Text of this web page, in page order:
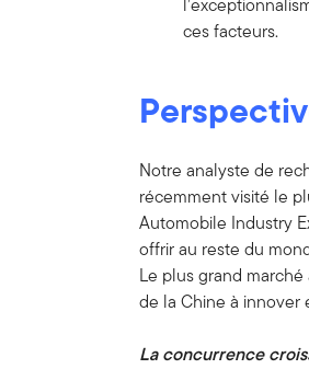
ces facteurs.
Notre analyste de
récemment visité le
Automobile Industry
offrir au reste du
Le plus grand
de la Chine à innover
La concurrence